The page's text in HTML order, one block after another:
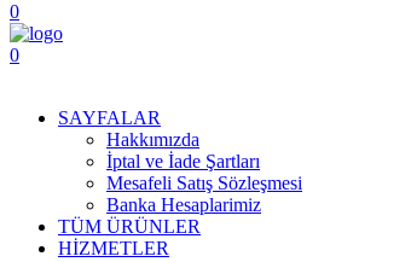
0
0
SAYFALAR
Hakkımızda
İptal ve İade Şartları
Mesafeli Satış Sözleşmesi
Banka Hesaplarimiz
TÜM ÜRÜNLER
HİZMETLER